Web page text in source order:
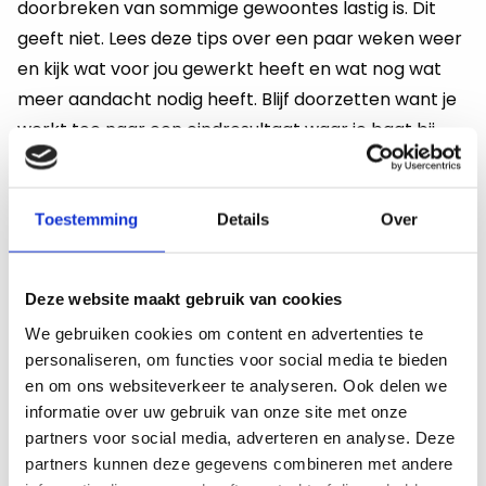
Toestemming Details Over
Deze website maakt gebruik van cookies
We gebruiken cookies om content en advertenties te
personaliseren, om functies voor social media te bieden
en om ons websiteverkeer te analyseren. Ook delen we
informatie over uw gebruik van onze site met onze
partners voor social media, adverteren en analyse. Deze
partners kunnen deze gegevens combineren met andere
doorbreken van sommige gewoontes lastig is. Dit
geeft niet. Lees deze tips over een paar weken weer
en kijk wat voor jou gewerkt heeft en wat nog wat
meer aandacht nodig heeft. Blijf doorzetten want je
werkt toe naar een eindresultaat waar je baat bij
hebt. Wil je deze en nog meer tips nog even op je
hier de verschillende tips en links naar artikelen die
benadrukken hoe belangrijk een balans tussen werk
Lees hier de rest van deze serie over
balans tussen werk en privé in het
onderwijs
Deel 1 ➜
Deel 2 ➜